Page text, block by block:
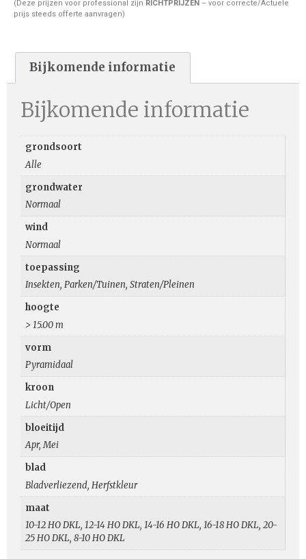
(Deze prijzen voor professional zijn RICHTPRIJZEN – voor correcte/Actuele
prijs steeds offerte aanvragen)
Bijkomende informatie
Bijkomende informatie
grondsoort
Alle
grondwater
Normaal
wind
Normaal
toepassing
Insekten, Parken/Tuinen, Straten/Pleinen
hoogte
> 15.00 m
vorm
Pyramidaal
kroon
Licht/Open
bloeitijd
Apr, Mei
blad
Bladverliezend, Herfstkleur
maat
10-12 HO DKL, 12-14 HO DKL, 14-16 HO DKL, 16-18 HO DKL, 20-
25 HO DKL, 8-10 HO DKL